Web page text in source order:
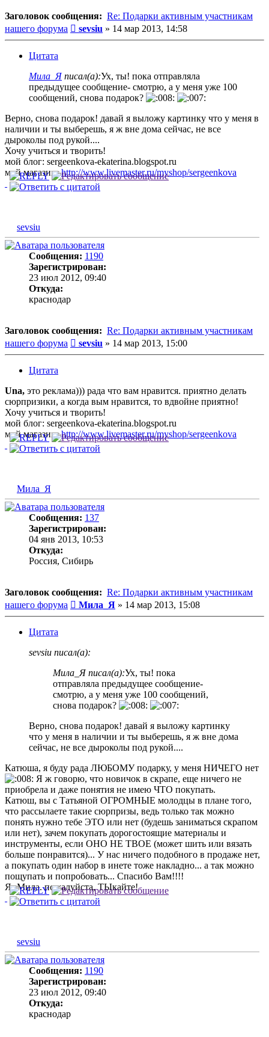
Заголовок сообщения: Re: Подарки активным участникам
нашего форума
Сообщение
sevsiu » 14 мар 2013, 14:58
Цитата
Мила_Я писал(а):Ух, ты! пока отправляла
предыдущее сообщение- смотрю, а у меня уже 100
сообщений, снова подарок?
Верно, снова подарок! давай я выложу картинку что у меня в
наличии и ты выберешь, я ж вне дома сейчас, не все
дыроколы под рукой....
Хочу учиться и творить!
мой блог: sergeenkova-ekaterina.blogspot.ru
мой магазин:http://www.livemaster.ru/myshop/sergeenkova
sevsiu
Сообщения: 1190
Зарегистрирован:
23 июл 2012, 09:40
Откуда:
краснодар
Заголовок сообщения: Re: Подарки активным участникам
нашего форума
Сообщение
sevsiu » 14 мар 2013, 15:00
Цитата
Una, это реклама))) рада что вам нравится. приятно делать
сюрпризики, а когда вым нравится, то вдвойне приятно!
Хочу учиться и творить!
мой блог: sergeenkova-ekaterina.blogspot.ru
мой магазин:http://www.livemaster.ru/myshop/sergeenkova
Мила_Я
Сообщения: 137
Зарегистрирован:
04 янв 2013, 10:53
Откуда:
Россия, Сибирь
Заголовок сообщения: Re: Подарки активным участникам
нашего форума
Сообщение
Мила_Я » 14 мар 2013, 15:08
Цитата
sevsiu писал(а):
Мила_Я писал(а):Ух, ты! пока
отправляла предыдущее сообщение-
смотрю, а у меня уже 100 сообщений,
снова подарок?
Верно, снова подарок! давай я выложу картинку
что у меня в наличии и ты выберешь, я ж вне дома
сейчас, не все дыроколы под рукой....
Катюша, я буду рада ЛЮБОМУ подарку, у меня НИЧЕГО нет
Я ж говорю, что новичок в скрапе, еще ничего не
приобрела и даже понятия не имею ЧТО покупать.
Катюш, вы с Татьяной ОГРОМНЫЕ молодцы в плане того,
что рассылаете такие сюрпризы, ведь только так можно
понять нужно тебе ЭТО или нет (будешь заниматься скрапом
или нет), зачем покупать дорогостоящие материалы и
инструменты, если ОНО НЕ ТВОЕ (может шить или вязать
больше понравится)... У нас ничего подобного в продаже нет,
а покупать один набор в инете тоже накладно... а так можно
пощупать и попробовать... Спасибо Вам!!!!
Я- Мила. пожалуйста, ТЫкайте!
sevsiu
Сообщения: 1190
Зарегистрирован:
23 июл 2012, 09:40
Откуда:
краснодар